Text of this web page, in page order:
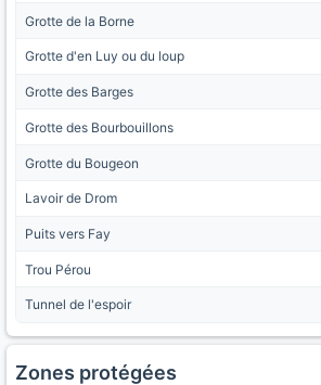
Grotte de la Borne
Grotte d'en Luy ou du loup
Grotte des Barges
Grotte des Bourbouillons
Grotte du Bougeon
Lavoir de Drom
Puits vers Fay
Trou Pérou
Tunnel de l'espoir
Zones protégées